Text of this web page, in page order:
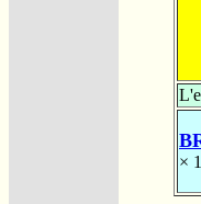
×